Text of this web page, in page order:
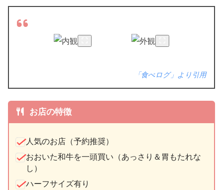
「食べログ」より引用
お店の特徴
人気のお店（予約推奨）
おおいた和牛を一頭買い（あっさり＆胃もたれな
し）
ハーフサイズ有り